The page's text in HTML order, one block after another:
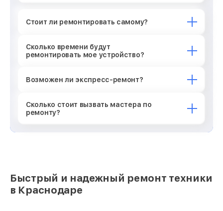
Стоит ли ремонтировать самому?
Сколько времени будут
ремонтировать мое устройство?
Возможен ли экспресс-ремонт?
Сколько стоит вызвать мастера по
ремонту?
Быстрый и надежный ремонт техники
в Краснодаре